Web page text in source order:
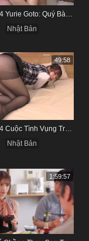
HEYZO-3744 Yurie Goto: Quý Bà Dâm Phụ & Cơn Cuồng Si Mùi Buồi Khắm
Nhật Bản
Nhật Bản
49:58
1:59:57